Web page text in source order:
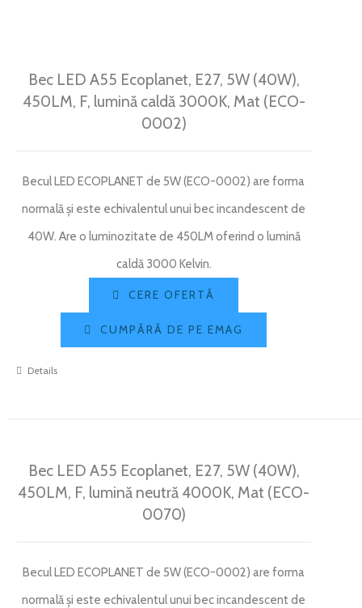
Weglot switcher
Bec LED A55 Ecoplanet, E27, 5W (40W),
450LM, F, lumină caldă 3000K, Mat (ECO-
0002)
Becul LED ECOPLANET de 5W (ECO-0002) are forma
normală și este echivalentul unui bec incandescent de
40W. Are o luminozitate de 450LM oferind o lumină
caldă 3000 Kelvin.
CERE OFERTĂ
CUMPĂRĂ DE PE EMAG
Details
Bec LED A55 Ecoplanet, E27, 5W (40W),
450LM, F, lumină neutră 4000K, Mat (ECO-
0070)
Becul LED ECOPLANET de 5W (ECO-0002) are forma
normală și este echivalentul unui bec incandescent de